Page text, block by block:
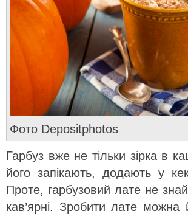
Фото Depositphotos
Гарбуз вже не тільки зірка в
його запікають, додають у
Проте, гарбузовий лате не
кав’ярні. Зробити лате